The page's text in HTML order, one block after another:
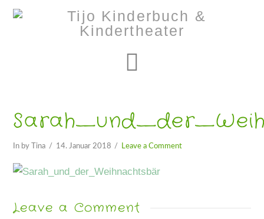
In by Tina 14. Januar 2018 Leave a Comment
Leave a Comment